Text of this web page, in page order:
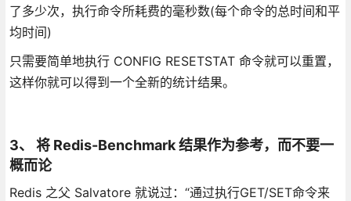
了多少次，执行命令所耗费的毫秒数(每个命令的总时间和平
均时间)
只需要简单地执行 CONFIG RESETSTAT 命令就可以重置，
这样你就可以得到一个全新的统计结果。
3、 将 Redis-Benchmark 结果作为参考，而不要一
概而论
Redis 之父 Salvatore 就说过：“通过执行GET/SET命令来